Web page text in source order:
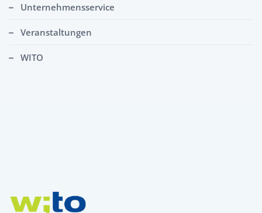
Unternehmensservice
Veranstaltungen
WITO